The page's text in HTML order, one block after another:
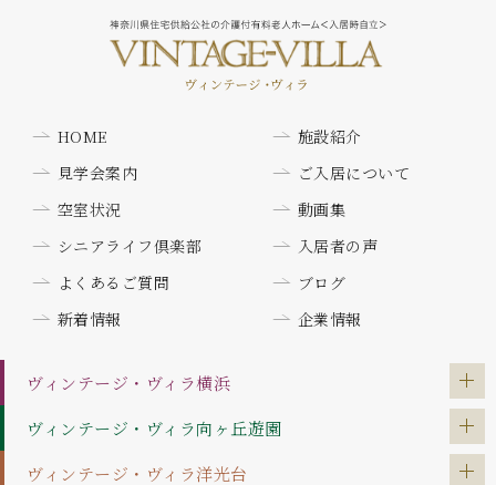
HOME
施設紹介
見学会案内
ご入居について
空室状況
動画集
シニアライフ倶楽部
入居者の声
よくあるご質問
ブログ
新着情報
企業情報
ヴィンテージ・ヴィラ横浜
ヴィンテージ・ヴィラ向ヶ丘遊園
ヴィンテージ・ヴィラ洋光台